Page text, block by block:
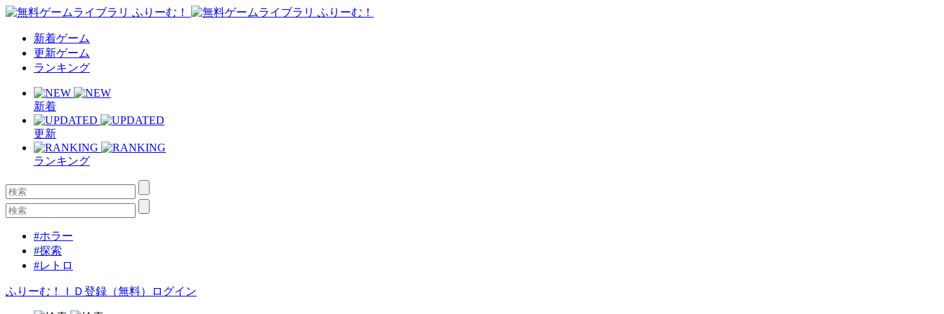
新着ゲーム
更新ゲーム
ランキング
新着
更新
ランキング
#ホラー
#探索
#レトロ
ふりーむ！ＩＤ登録（無料） ログイン